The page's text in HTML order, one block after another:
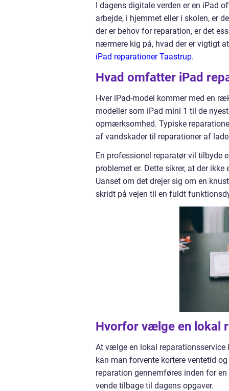
I dagens digitale verden er en iPad
arbejde, i hjemmet eller i skolen, er
der er behov for reparation, er det
nærmere kig på, hvad der er vigtigt
iPad reparationer Taastrup.
Hvad omfatter iPad
Hver iPad-model kommer med en
modeller som iPad mini 1 til de
opmærksomhed. Typiske
af vandskader til reparationer af
En professionel reparatør vil tilbyde
problemet er. Dette sikrer, at der
Uanset om det drejer sig om en
skridt på vejen til en fuldt
Hvorfor vælge en lokal
At vælge en lokal reparationsservice
kan man forvente kortere ventetid
reparation gennemføres inden for
vende tilbage til dagens opgaver.